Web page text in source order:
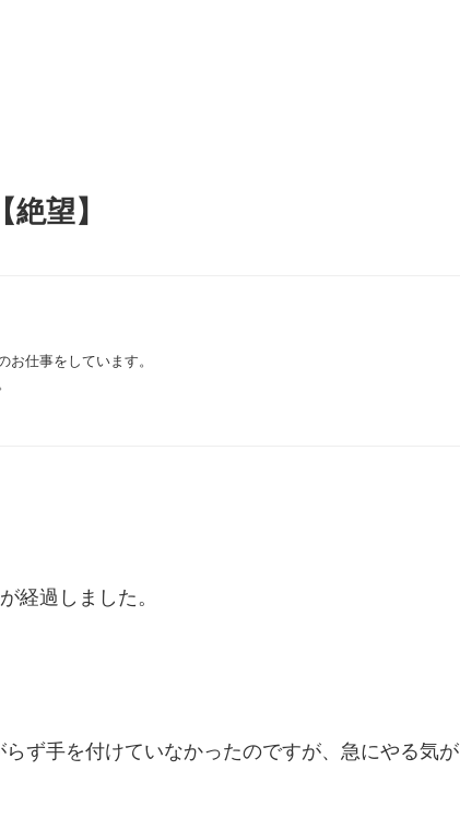
望】
仕事をしています。
経過しました。
ず手を付けていなかったのですが、急にやる気が